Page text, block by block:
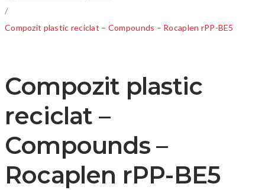
/
Compozit plastic reciclat – Compounds – Rocaplen rPP-BE5
Compozit plastic
reciclat –
Compounds –
Rocaplen rPP-BE5